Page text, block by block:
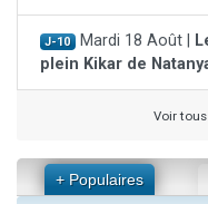
J-10 Mardi 18 Août |
plein Kikar de
Voir
+ Populaires